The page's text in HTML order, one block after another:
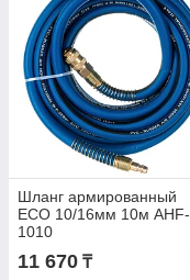
Шланг армированный
ECO 10/16мм 10м AHF-
1010
11 670 ₸